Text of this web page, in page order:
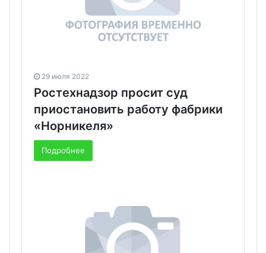
29 июля 2022
Ростехнадзор просит суд
приостановить работу фабрики
«Норникеля»
Подробнее